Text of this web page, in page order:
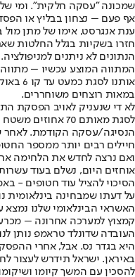
שמכונה "עסקה חלקית". ומי
אף פעם – נצחון בבליץ או
ענת אנגרסט, אימו של מתן
חזרו בשקיות בגלל החלטות
הנתונים לא ניתנים
המתווה המוצע עכשיו –
אותנו
במאות רוצחים משוחררים.
לא די שנעניק לאויב הפסקת
לסגת מאותם 70
הנסיגה/עסקה הקודמת. לאחר
חיילים רבים יותר ממספר
ואם נרצה לחדש את הלחימה
אוחזים היום, נשלם בעוד
הסיכוי להציל עוד חטופים -
על דעתו שמבחינה בינלאומית
האשראי הבינלאומי שלנו נמצא
קמצוץ למערכה אחרונה –
העובדה שדונלד טראמפ נותן
היא בגדר נס. אבל, אחרי
באיראן. ישראל תידרש לעצור
להסכין עם המשך קיומו